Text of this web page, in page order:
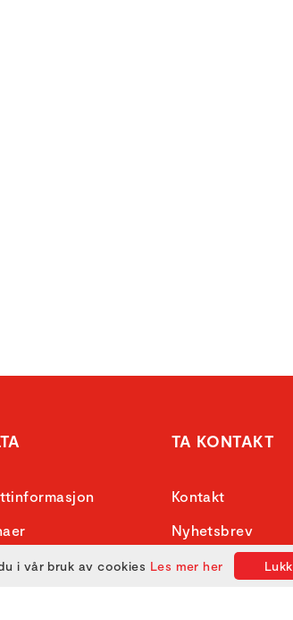
TA KONTAKT
Kontakt
Nyhetsbrev
Lukk
i vår bruk av cookies Les mer her